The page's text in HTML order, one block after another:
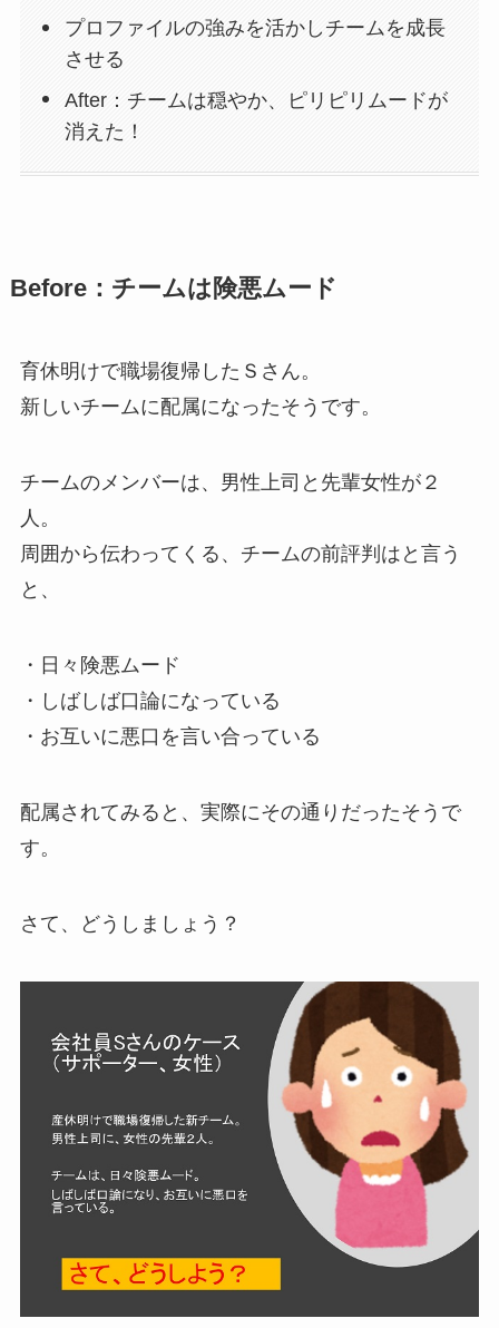
プロファイルの強みを活かしチームを成長
させる
After：チームは穏やか、ピリピリムードが
消えた！
Before：チームは険悪ムード
育休明けで職場復帰したＳさん。
新しいチームに配属になったそうです。
チームのメンバーは、男性上司と先輩女性が２
人。
周囲から伝わってくる、チームの前評判はと言う
と、
・日々険悪ムード
・しばしば口論になっている
・お互いに悪口を言い合っている
配属されてみると、実際にその通りだったそうで
す。
さて、どうしましょう？